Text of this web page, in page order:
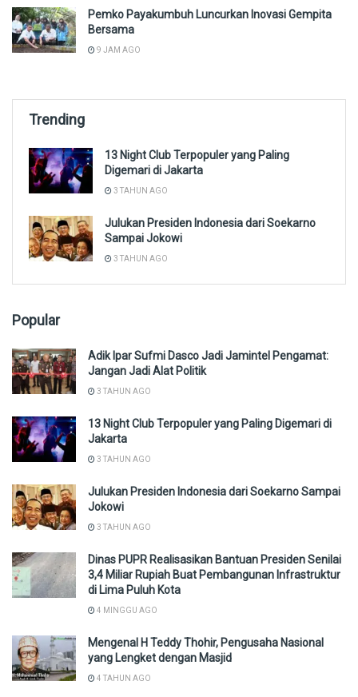
Pemko Payakumbuh Luncurkan Inovasi Gempita
Bersama
9 JAM AGO
Trending
13 Night Club Terpopuler yang Paling
Digemari di Jakarta
3 TAHUN AGO
Julukan Presiden Indonesia dari Soekarno
Sampai Jokowi
3 TAHUN AGO
Popular
Adik Ipar Sufmi Dasco Jadi Jamintel Pengamat:
Jangan Jadi Alat Politik
3 TAHUN AGO
13 Night Club Terpopuler yang Paling Digemari di
Jakarta
3 TAHUN AGO
Julukan Presiden Indonesia dari Soekarno Sampai
Jokowi
3 TAHUN AGO
Dinas PUPR Realisasikan Bantuan Presiden Senilai
3,4 Miliar Rupiah Buat Pembangunan Infrastruktur
di Lima Puluh Kota
4 MINGGU AGO
Mengenal H Teddy Thohir, Pengusaha Nasional
yang Lengket dengan Masjid
4 TAHUN AGO